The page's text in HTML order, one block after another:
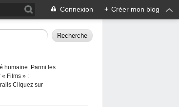
Connexion + Créer mon blog
humaine. Parmi les
Films » :
Cliquez sur